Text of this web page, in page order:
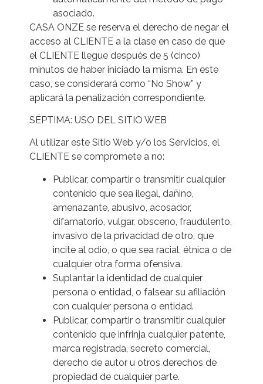
asociado.
CASA ONZE se reserva el derecho de negar el
acceso al CLIENTE a la clase en caso de que
el CLIENTE llegue después de 5 (cinco)
minutos de haber iniciado la misma. En este
caso, se considerará como “No Show” y
aplicará la penalización correspondiente.
SÉPTIMA: USO DEL SITIO WEB
Al utilizar este Sitio Web y/o los Servicios, el
CLIENTE se compromete a no:
Publicar, compartir o transmitir cualquier
contenido que sea ilegal, dañino,
amenazante, abusivo, acosador,
difamatorio, vulgar, obsceno, fraudulento,
invasivo de la privacidad de otro, que
incite al odio, o que sea racial, étnica o de
cualquier otra forma ofensiva.
Suplantar la identidad de cualquier
persona o entidad, o falsear su afiliación
con cualquier persona o entidad.
Publicar, compartir o transmitir cualquier
contenido que infrinja cualquier patente,
marca registrada, secreto comercial,
derecho de autor u otros derechos de
propiedad de cualquier parte.